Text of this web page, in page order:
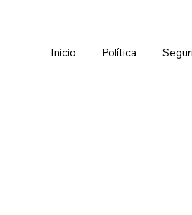
Inicio Política